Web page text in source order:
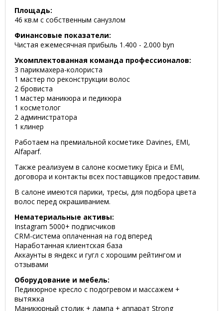
Площадь:
46 кв.м с собственным санузлом
Финансовые показатели:
Чистая ежемесячная прибыль 1.400 - 2.000 byn
Укомплектованная команда профессионалов:
3 парикмахера-колориста
1 мастер по реконструкции волос
2 бровиста
1 мастер маникюра и педикюра
1 косметолог
2 администратора
1 клинер
Работаем на премиальной косметике Davines, EMI,
Alfaparf.
Также реализуем в салоне косметику Epica и EMI,
договора и контакты всех поставщиков предоставим.
В салоне имеются парики, тресы, для подбора цвета
волос перед окрашиванием.
Нематериальные активы:
Instagram 5000+ подписчиков
CRM-система оплаченная на год вперед
Наработанная клиентская база
Аккаунты в яндекс и гугл с хорошим рейтингом и
отзывами
Оборудование и мебель:
Педикюрное кресло с подогревом и массажем +
вытяжка
Маникюрный столик + лампа + аппарат Strong